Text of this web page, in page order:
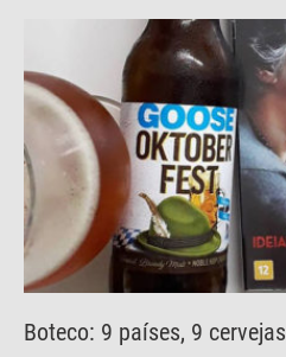
Boteco: 9 países, 9 cervejas